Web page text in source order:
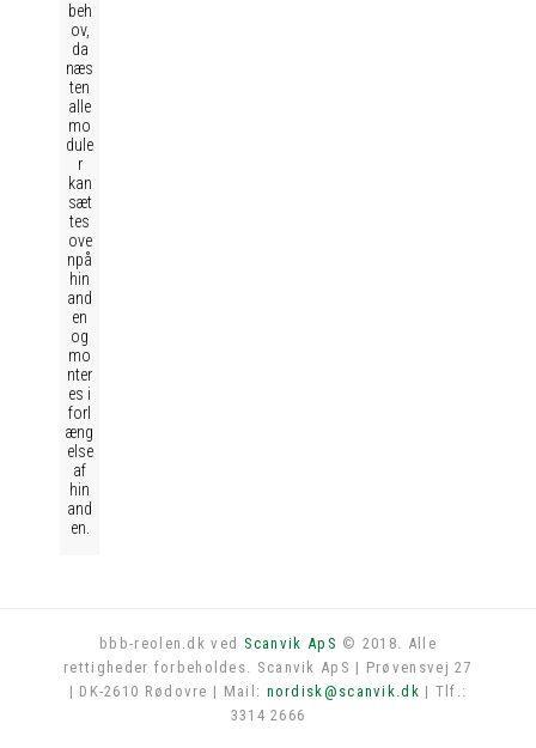
beh
ov,
da
næs
ten
alle
mo
dule
r
kan
sæt
tes
ove
npå
hin
and
en
og
mo
nter
es i
forl
æng
else
af
hin
and
en.
bbb-reolen.dk ved Scanvik ApS © 2018. Alle
rettigheder forbeholdes. Scanvik ApS | Prøvensvej 27
| DK-2610 Rødovre | Mail: nordisk@scanvik.dk | Tlf.:
3314 2666
Log in